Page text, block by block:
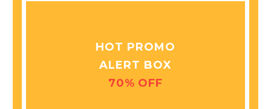
HOT PROMO
ALERT BOX
70% OFF